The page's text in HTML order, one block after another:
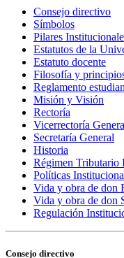
Consejo directivo
Símbolos
Pilares
Estatutos de la
Estatuto docente
Filosofía y
Reglamento
Misión y Visión
Rectoría
Vicerrectoría
Secretaría General
Historia
Régimen Tributario
Políticas
Vida y obra de don
Vida y obra de don
Regulación
Consejo directivo